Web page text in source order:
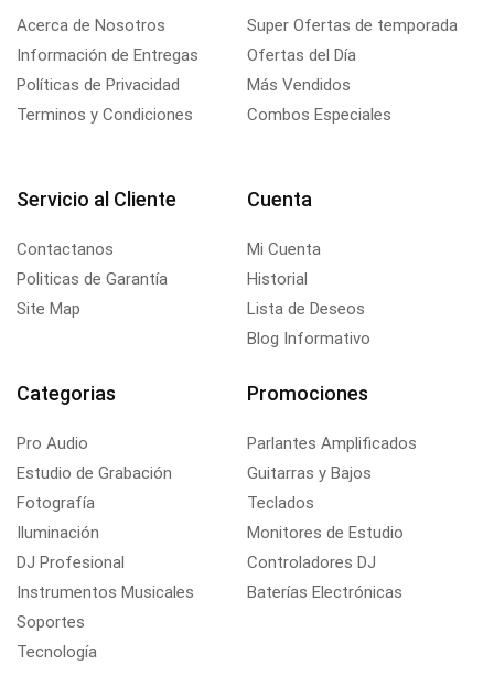
Acerca de Nosotros
Información de Entregas
Políticas de Privacidad
Terminos y Condiciones
Super Ofertas de temporada
Ofertas del Día
Más Vendidos
Combos Especiales
Servicio al Cliente
Contactanos
Politicas de Garantía
Site Map
Cuenta
Mi Cuenta
Historial
Lista de Deseos
Blog Informativo
Categorias
Pro Audio
Estudio de Grabación
Fotografía
Iluminación
DJ Profesional
Instrumentos Musicales
Soportes
Tecnología
Promociones
Parlantes Amplificados
Guitarras y Bajos
Teclados
Monitores de Estudio
Controladores DJ
Baterías Electrónicas